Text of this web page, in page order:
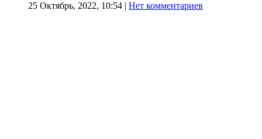
25 Октябрь, 2022, 10:54 | Нет комментариев